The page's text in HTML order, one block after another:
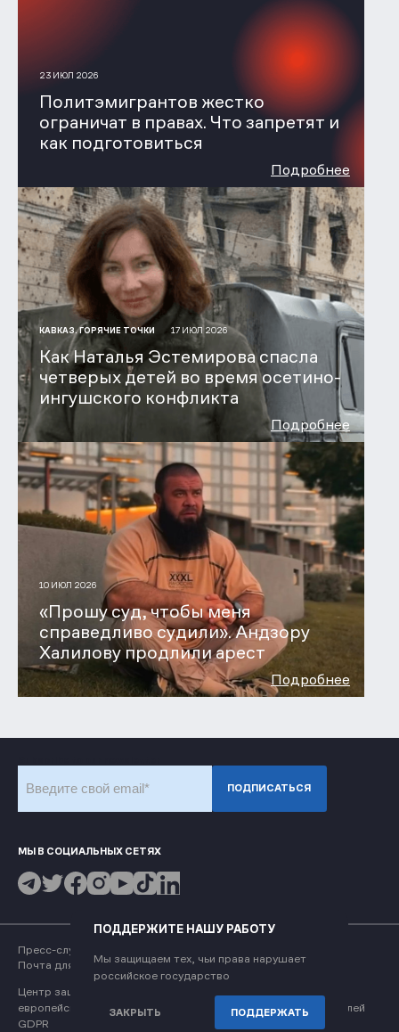
23 ИЮЛ 2026
Политэмигрантов жестко
ограничат в правах. Что запретят и
как подготовиться
Подробнее
КАВКАЗ. ГОРЯЧИЕ ТОЧКИ 17 ИЮЛ 2026
Как Наталья Эстемирова спасла
четверых детей во время осетино-
ингушского конфликта
Подробнее
10 ИЮЛ 2026
«Прошу суд, чтобы меня
справедливо судили». Андзору
Халилову продлили арест
Подробнее
ПОДПИСАТЬСЯ
МЫ В СОЦИАЛЬНЫХ СЕТЯХ
Пресс-служба
Почта для обращений coordinator@memohrc.org
Центр защиты прав человека «Мемориал» использует
европейскую политику сбора и хранения данных пользователей
GDPR
ПОДДЕРЖИТЕ НАШУ РАБОТУ
Мы защищаем тех, чьи права нарушает
российское государство
ЗАКРЫТЬ ПОДДЕРЖАТЬ